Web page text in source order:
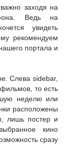
заходя на
Ведь на
увидеть
рекомендуем
портала и
Слева sidebar,
то есть
неделю или
расположены
лишь постер и
кино
сразу